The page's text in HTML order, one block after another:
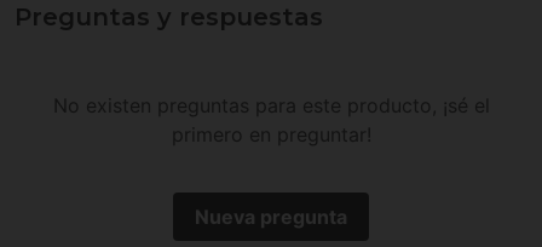
Preguntas y respuestas
No existen preguntas para este producto, ¡sé el
primero en preguntar!
Nueva pregunta